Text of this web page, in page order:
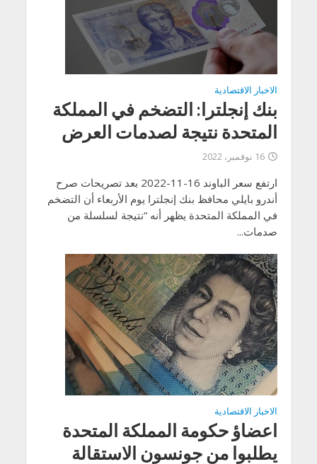
الاخبار الاقتصادية
بنك إنجلترا: التضخم في المملكة
المتحدة نتيجة لصدمات العرض
16 نوفمبر، 2022
ارتفع سعر الباوند 16-11-2022 بعد تصريحات صرح
أندرو بايلي محافظ بنك إنجلترا يوم الأربعاء أن التضخم
في المملكة المتحدة يظهر أنه “نتيجة لسلسلة من
صدمات...
الاخبار الاقتصادية
اعضاؤ حكومة المملكة المتحدة
يطلبوا من جونسون الاستقالة